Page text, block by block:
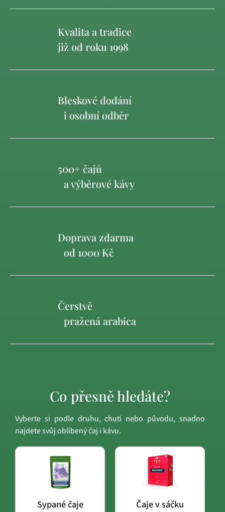
Kvalita a tradice
již od roku 1998
Bleskové dodání
i osobní odběr
500+ čajů
a výběrové kávy
Doprava zdarma
od 1000 Kč
Čerstvě
pražená arabica
Co přesně hledáte?
Vyberte si podle druhu, chuti nebo původu, snadno
najdete svůj oblíbený čaj i kávu.
Sypané čaje Čaje v sáčku